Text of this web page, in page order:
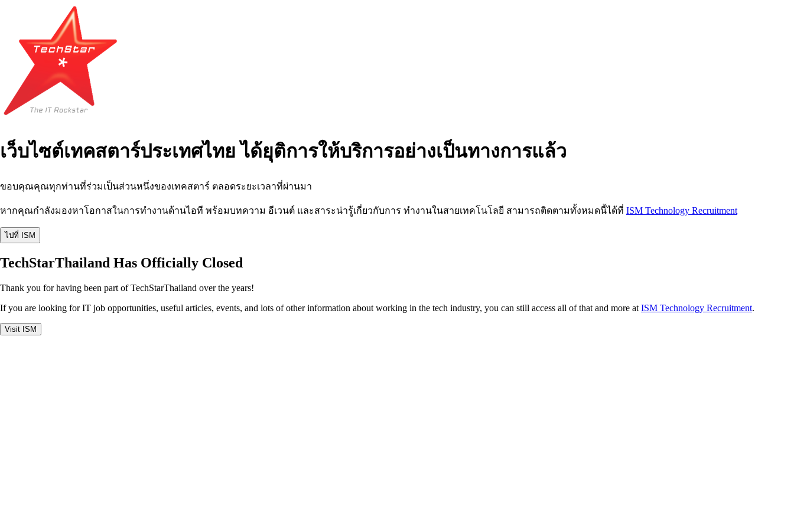
เว็บไซต์เทคสตาร์ประเทศไทย ได้ยุติการให้บริการอย่างเป็นทางการแล้ว
ขอบคุณคุณทุกท่านที่ร่วมเป็นส่วนหนึ่งของเทคสตาร์ ตลอดระยะเวลาที่ผ่านมา
หากคุณกำลังมองหาโอกาสในการทำงานด้านไอที พร้อมบทความ อีเวนต์ และสาระน่ารู้เกี่ยวกับการ ทำงานในสายเทคโนโลยี สามารถติดตามทั้งหมดนี้ได้ที่ ISM Technology Recruitment
ไปที่ ISM
TechStarThailand Has Officially Closed
Thank you for having been part of TechStarThailand over the years!
If you are looking for IT job opportunities, useful articles, events, and lots of other information about working in the tech industry, you can still access all of that and more at ISM Technology Recruitment.
Visit ISM